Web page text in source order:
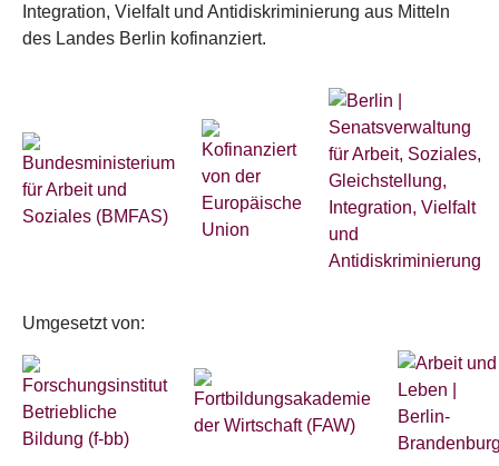
Integration, Vielfalt und Antidiskriminierung aus Mitteln
des Landes Berlin kofinanziert.
Umgesetzt von: